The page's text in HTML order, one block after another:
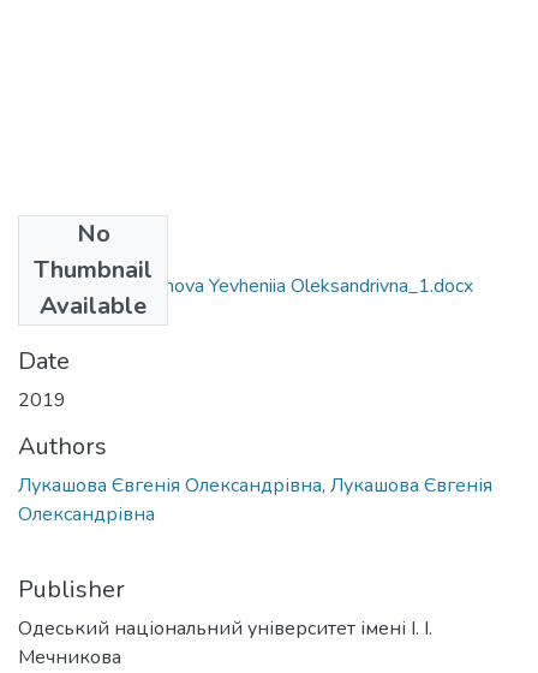
No
Thumbnail
Available
6.030102_Lukashova Yevheniia Oleksandrivna_1.docx
(36.28 KB)
Date
2019
Authors
Лукашова Євгенія Олександрівна, Лукашова Євгенія
Олександрівна
Publisher
Одеський національний університет імені І. І.
Мечникова